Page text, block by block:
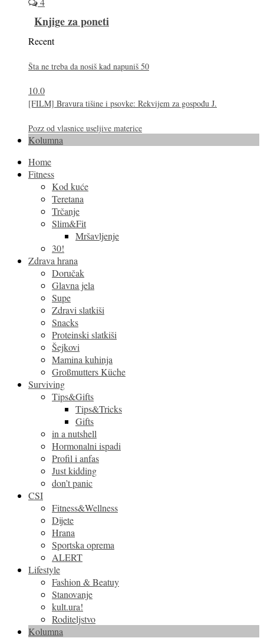
Knjige za poneti
Recent
Šta ne treba da nosiš kad napuniš 50
10.0
[FILM] Bravura tišine i psovke: Rekvijem za gospođu J.
Pozz od vlasnice useljive materice
Kolumna
Home
Fitness
Kod kuće
Teretana
Trčanje
Slim&Fit
Mršavljenje
30!
Zdrava hrana
Doručak
Glavna jela
Supe
Zdravi slatkiši
Snacks
Proteinski slatkiši
Šejkovi
Mamina kuhinja
Großmutters Küche
Surviving
Tips&Gifts
Tips&Tricks
Gifts
in a nutshell
Hormonalni ispadi
Profil i anfas
Just kidding
don’t panic
CSI
Fitness&Wellness
Dijete
Hrana
Sportska oprema
ALERT
Lifestyle
Fashion & Beatuy
Stanovanje
kult.ura!
Roditeljstvo
Kolumna